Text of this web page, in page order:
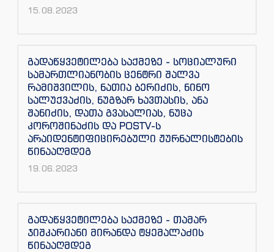
15.08.2023
გადაწყვეტილება საქმეზე - სოციალური
სამართლიანობის ცენტრი შალვა
რამიშვილის, ნათია ბერიძის, ნინო
სალუქვაძის, ნუგზარ ხავთასის, ანა
შანიძის, დათა გვასალიას, ნუცა
კოროშინაძის და POSTV-ს
არაიდენტიფიცირებული ჟურნალისტების
წინააღმდეგ
19.06.2023
გადაწყვეტილება საქმეზე - თამარ
ჯიშკარიანი მირანდა ტყემალაძის
წინააღმდეგ